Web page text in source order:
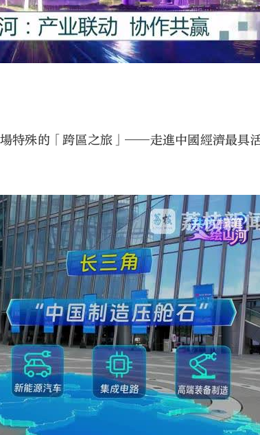
特殊的「跨區之旅」——走進中國經濟最具活